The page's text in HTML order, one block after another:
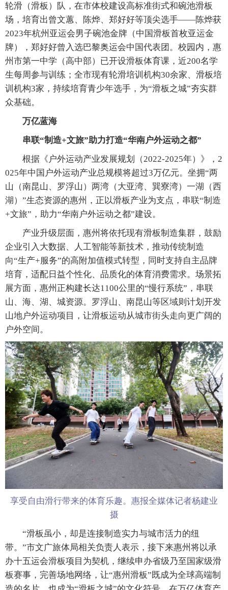
轮滑（滑板）队，在市体校建设高标准街式和碗池滑板
场，培育出曾文蕙、陈烨、郑好好等顶尖选手——陈烨获
2023年杭州亚运会男子碗池金牌（中国滑板首枚亚运金
牌），郑好好曾入选巴黎奥运会中国代表团。校园内，惠
州市第一中学（高中部）已开设滑板体育课，近200名学
生每周参与训练；全市现有轮滑培训机构30余家、滑板培
训机构3家，持续培育青少年选手，为“滑板之城”夯实群
众基础。
万亿蓝海
串联“制造+文旅”助力打造“华南户外运动之都”
根据《户外运动产业发展规划（2022-2025年）》，2
025年中国户外运动产业总规模将超过3万亿元。坐拥“两
山（南昆山、罗浮山）两湾（大亚湾、巽寮湾）一湖（西
湖）”生态资源的惠州，正以滑板产业为支点，串联“制造
+文旅”，助力“华南户外运动之都”建设。
产业升级层面，惠州将依托现有滑板制造集群，鼓励
企业引入大数据、人工智能等新技术，推动传统制造
向“生产+服务”的高附加值模式转型，同时支持自主品牌
培育，适配日益个性化、品质化的体育消费需求。场景拓
展方面，惠州正构建长达1100公里的“慢行系统”，串联
山、海、湖、城资源。罗浮山、南昆山等区域则计划开发
山地户外运动项目，让滑板运动从城市街头走向更广阔的
户外空间。
享受自由滑行带来的体育乐趣。惠报全媒体记者杨建业
摄
“滑板虽小，却是连接制造实力与城市活力的纽
带。”市文广旅体局相关负责人表示，接下来惠州将以承
办十五运会滑板项目为契机，继续申办省级乃至国家级滑
板赛事，完善场地网络，让“惠州滑板”既成为全球高端制